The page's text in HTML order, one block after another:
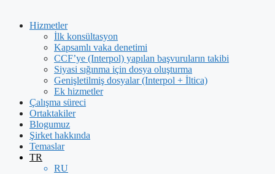
Hizmetler
İlk konsültasyon
Kapsamlı vaka denetimi
CCF’ye (Interpol) yapılan başvuruların takibi
Siyasi sığınma için dosya oluşturma
Genişletilmiş dosyalar (Interpol + İltica)
Ek hizmetler
Çalışma süreci
Ortaktakiler
Blogumuz
Şirket hakkında
Temaslar
TR
RU